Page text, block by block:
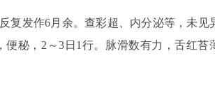
复发作6月余。查彩超、内分泌等，未见
秘，2～3日1行。脉滑数有力，舌红苔